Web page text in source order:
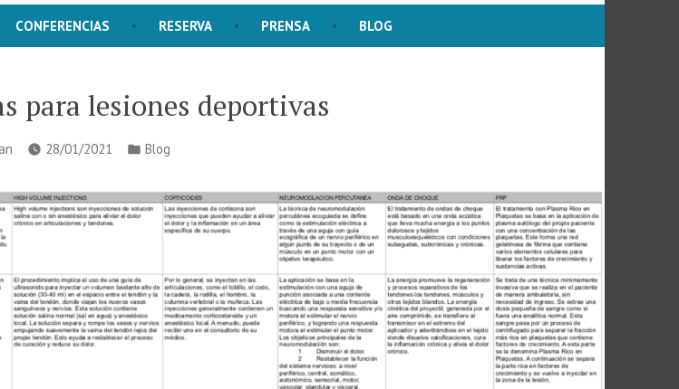
CONFERENCIAS RESERVA PRENSA BLOG
para lesiones deportivas
28/01/2021
Publicado
Blog